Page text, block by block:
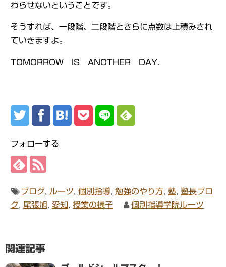
わらせないということです。
そうすれば、一段階、二段階とさらに点数は上積みされ
ていきますよ。
TOMORROW IS ANOTHER DAY.
フォローする
ブログ ルーツ ,個別指導 ,勉強のやり方 ,塾 ,塾長ブロ
グ, 尾張旭, 愛知 授業の様子 個別指導学院ルーツ
関連記事